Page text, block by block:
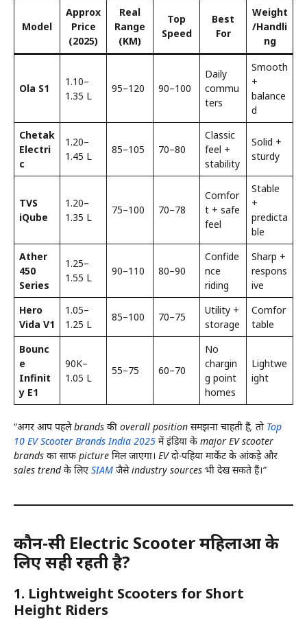
Model
Approx
Price
(2025)
Real
Range
(KM)
Top
Speed
Best
For
Weight
/Handli
ng
Ola S1
₹1.10–
₹1.35 L
95–120 90–100
Daily
commu
ters
Smooth
+
balance
d
Chetak
Electri
c
₹1.20–
₹1.45 L
85–105 70–80
Classic
feel +
stability
Solid +
sturdy
TVS
iQube
₹1.20–
₹1.35 L
75–100 70–78
Comfor
t + safe
feel
Stable
+
predicta
ble
Ather
450
Series
₹1.25–
₹1.55 L
90–110 80–90
Confide
nce
riding
Sharp +
respons
ive
Hero
Vida V1
₹1.05–
₹1.25 L
85–100 70–75
Utility +
storage
Comfor
table
Bounc
e
Infinit
y E1
₹90K–
₹1.05 L
55–75 60–70
No
chargin
g point
homes
Lightwe
ight
“अगर आप पहले brands की overall position समझना चाहती हैं, तो Top
10 EV Scooter Brands India 2025 में इंडिया के major EV scooter
brands का साफ picture मिल जाएगा। EV दो-पहिया मार्केट के आंकड़े और
sales trend के लिए SIAM जैसे industry sources भी देख सकते हैं।”
कौन-सी Electric Scooter महिलाओं के
लिए सही रहती है?
1. Lightweight Scooters for Short
Height Riders